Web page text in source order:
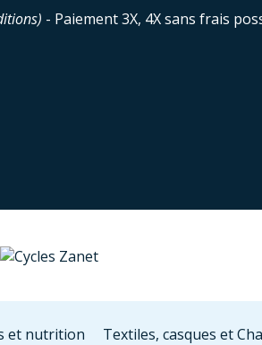
) - Paiement 3X, 4X sans frais
et nutrition Textiles, casques et